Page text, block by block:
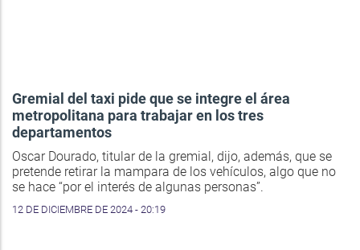
Gremial del taxi pide que se integre el área
metropolitana para trabajar en los tres
departamentos
Oscar Dourado, titular de la gremial, dijo, además, que se
pretende retirar la mampara de los vehículos, algo que no
se hace “por el interés de algunas personas”.
12 DE DICIEMBRE DE 2024 - 20:19